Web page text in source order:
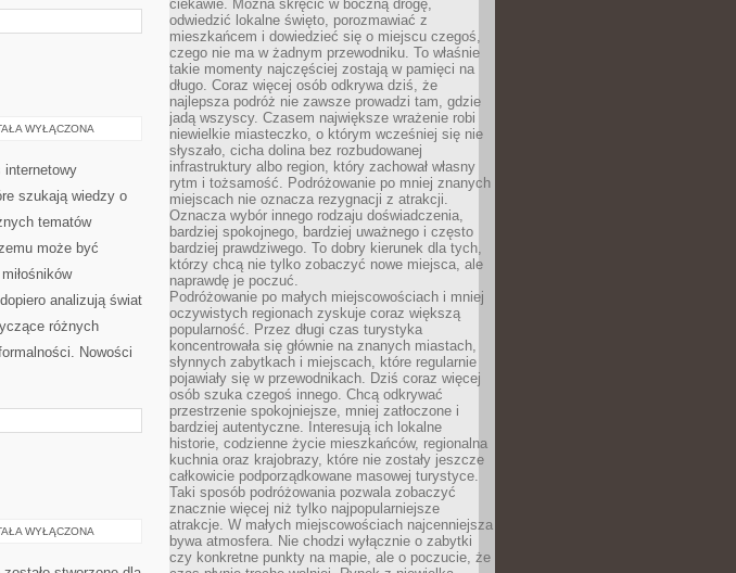
WYŁĄCZONA
internetowy
szukają wiedzy o
tematów
może być
analizują świat
różnych
Nowości
WYŁĄCZONA
ciekawie. Można skręcić w boczną drogę,
odwiedzić lokalne święto, porozmawiać z
mieszkańcem i dowiedzieć się o miejscu czegoś,
czego nie ma w żadnym przewodniku. To właśnie
takie momenty najczęściej zostają w pamięci na
długo. Coraz więcej osób odkrywa dziś, że
najlepsza podróż nie zawsze prowadzi tam, gdzie
jadą wszyscy. Czasem największe wrażenie robi
niewielkie miasteczko, o którym wcześniej się nie
słyszało, cicha dolina bez rozbudowanej
infrastruktury albo region, który zachował własny
rytm i tożsamość. Podróżowanie po mniej znanych
miejscach nie oznacza rezygnacji z atrakcji.
Oznacza wybór innego rodzaju doświadczenia,
bardziej spokojnego, bardziej uważnego i często
bardziej prawdziwego. To dobry kierunek dla tych,
którzy chcą nie tylko zobaczyć nowe miejsca, ale
naprawdę je poczuć.
Podróżowanie po małych miejscowościach i mniej
oczywistych regionach zyskuje coraz większą
popularność. Przez długi czas turystyka
koncentrowała się głównie na znanych miastach,
słynnych zabytkach i miejscach, które regularnie
pojawiały się w przewodnikach. Dziś coraz więcej
osób szuka czegoś innego. Chcą odkrywać
przestrzenie spokojniejsze, mniej zatłoczone i
bardziej autentyczne. Interesują ich lokalne
historie, codzienne życie mieszkańców, regionalna
kuchnia oraz krajobrazy, które nie zostały jeszcze
całkowicie podporządkowane masowej turystyce.
Taki sposób podróżowania pozwala zobaczyć
znacznie więcej niż tylko najpopularniejsze
atrakcje. W małych miejscowościach najcenniejsza
bywa atmosfera. Nie chodzi wyłącznie o zabytki
czy konkretne punkty na mapie, ale o poczucie, że